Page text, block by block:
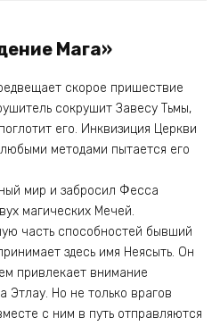
Мага»
скорое пришествие
сокрушит Завесу Тьмы,
его. Инквизиция Церкви
методами пытается его
мир и забросил Фесса
магических Мечей.
часть способностей бывший
здесь имя Неясыть. Он
привлекает внимание
Этлау. Но не только врагов
с ним в путь отправляются